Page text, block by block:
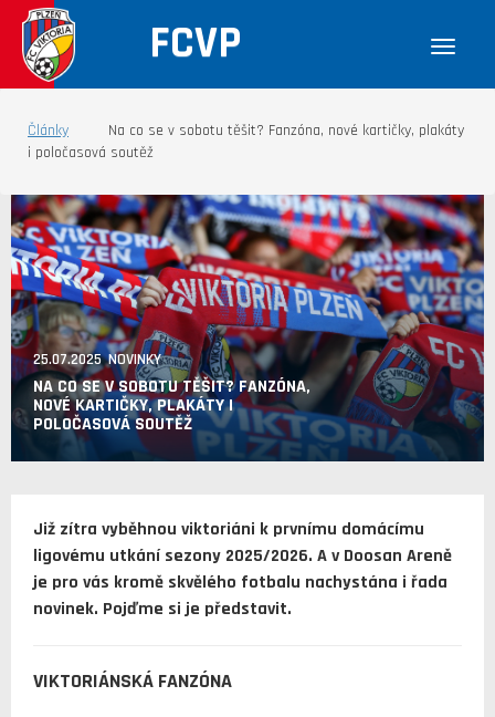
FCVP
Články
Na co se v sobotu těšit? Fanzóna, nové kartičky, plakáty
i poločasová soutěž
25.07.2025 NOVINKY
NA CO SE V SOBOTU TĚŠIT? FANZÓNA,
NOVÉ KARTIČKY, PLAKÁTY I
POLOČASOVÁ SOUTĚŽ
Již zítra vyběhnou viktoriáni k prvnímu domácímu
ligovému utkání sezony 2025/2026. A v Doosan Areně
je pro vás kromě skvělého fotbalu nachystána i řada
novinek. Pojďme si je představit.
VIKTORIÁNSKÁ FANZÓNA